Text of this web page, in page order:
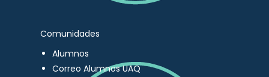
Comunidades
Alumnos
Correo Alumnos UAQ